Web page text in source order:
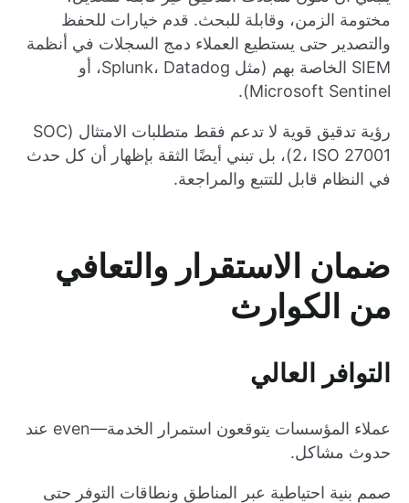
مختومة الزمن، وقابلة للبحث. قدم خيارات للحفظ
والتصدير حتى يستطيع العملاء دمج السجلات في أنظمة
SIEM الخاصة بهم (مثل Splunk، Datadog، أو
Microsoft Sentinel).
رؤية تدقيق قوية لا تدعم فقط متطلبات الامتثال (SOC
2، ISO 27001)، بل تبني أيضًا الثقة بإظهار أن كل حدث
في النظام قابل للتتبع والمراجعة.
ضمان الاستقرار والتعافي
من الكوارث
التوافر العالي
عملاء المؤسسات يتوقعون استمرار الخدمة—even عند
حدوث مشاكل.
صمم بنية احتياطية عبر المناطق ونطاقات التوفر حتى